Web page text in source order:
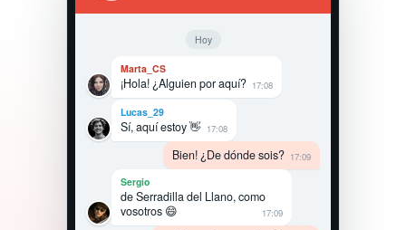
Hoy
Marta_CS
¡Hola! ¿Alguien por aquí? 17:08
Lucas_29
Sí, aquí estoy 👋 17:08
Bien! ¿De dónde sois? 17:09
Sergio
de Serradilla del Llano, como
vosotros 😄
17:09